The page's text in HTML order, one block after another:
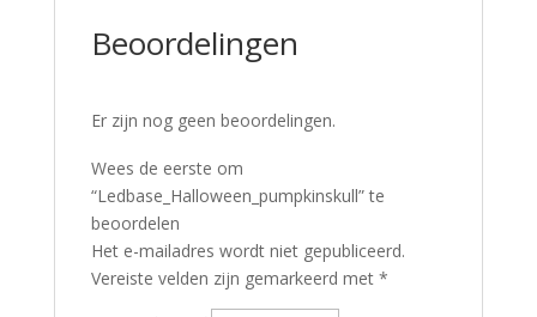
Beoordelingen
Er zijn nog geen beoordelingen.
Wees de eerste om
“Ledbase_Halloween_pumpkinskull” te
beoordelen
Het e-mailadres wordt niet gepubliceerd.
Vereiste velden zijn gemarkeerd met *